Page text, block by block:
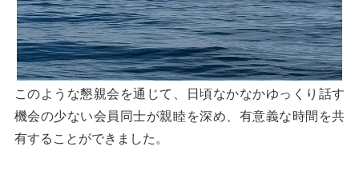
このような懇親会を通じて、日頃なかなかゆっくり話す
機会の少ない会員同士が親睦を深め、有意義な時間を共
有することができました。